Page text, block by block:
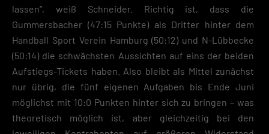
lassen“, weiß Schneider. Richtig ist, dass die
Gummersbacher (47:15 Punkte) als Dritter hinter dem
Handball Sport Verein Hamburg (50:12) und N-Lübbecke
(50:14) die schwächsten Aussichten auf eins der beiden
Aufstiegs-Tickets haben. Also bleibt als Mittel zunächst
nur übrig, die fünf eigenen Aufgaben bis Ende Juni
möglichst mit 10:0 Punkten hinter sich zu bringen – was
theoretisch möglich ist, aber gleichzeitig bei den
Speichern
Datenschutzeinstellungen
Essenziell (2)
einwandfreie Funktion der Website erforderlich.
Cookie-Informationen anzeigen